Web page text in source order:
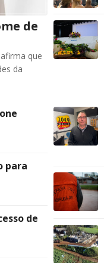
de
que
da
para
de